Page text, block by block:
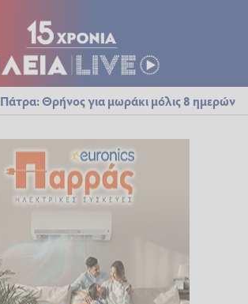
Πάτρα: Θρήνος για μωράκι μόλις 8 ημερών